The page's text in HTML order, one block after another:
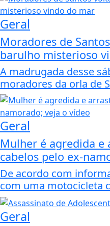
Geral
Moradores de
barulho misterioso
A madrugada desse
moradores da orla de
Geral
Mulher é agredida e
cabelos pelo ex-
De acordo com
com uma motocicleta
Geral